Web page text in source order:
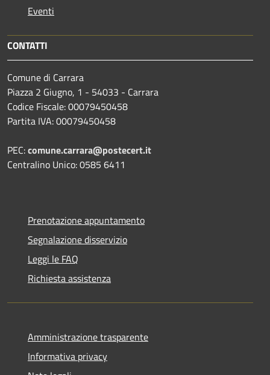
Eventi
CONTATTI
Comune di Carrara
Piazza 2 Giugno, 1 - 54033 - Carrara
Codice Fiscale: 00079450458
Partita IVA: 00079450458
PEC:comune.carrara@postecert.it
Centralino Unico: 0585 6411
Prenotazione appuntamento
Segnalazione disservizio
Leggi le FAQ
Richiesta assistenza
Amministrazione trasparente
Informativa privacy